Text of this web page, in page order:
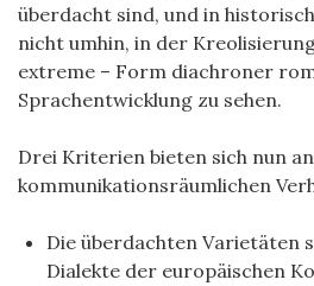
überdacht sind, und in
nicht umhin, in der
extreme – Form diachroner
Sprachentwicklung zu sehen.
Drei Kriterien bieten sich nun
kommunikationsräumlichen
Die überdachten Varietäten
Dialekte der europäischen